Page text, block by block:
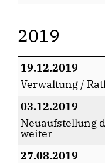
2019
19.12.2019
Verwaltung /
03.12.2019
Neuaufstellung
weiter
27.08.2019